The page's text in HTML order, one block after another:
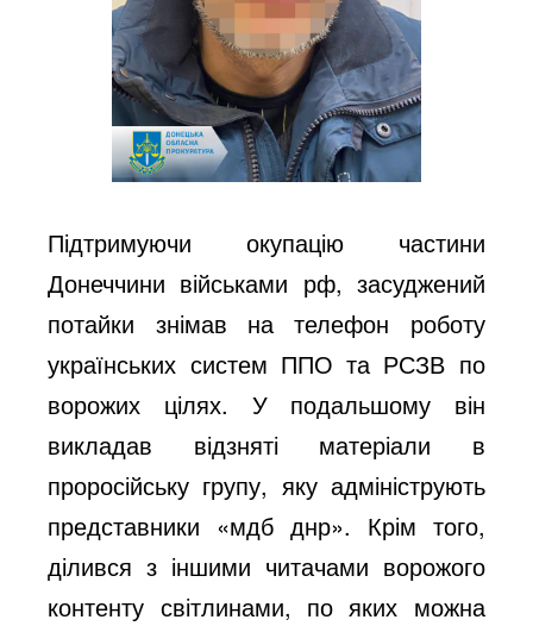
Підтримуючи окупацію частини
Донеччини військами рф, засуджений
потайки знімав на телефон роботу
українських систем ППО та РСЗВ по
ворожих цілях. У подальшому він
викладав відзняті матеріали в
проросійську групу, яку адмініструють
представники «мдб днр». Крім того,
ділився з іншими читачами ворожого
контенту світлинами, по яких можна